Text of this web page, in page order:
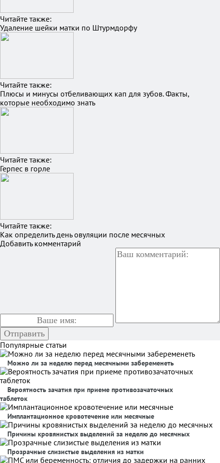
Читайте также:
Удаление шейки матки по Штурмдорфу
Читайте также:
Плюсы и минусы отбеливающих кап для зубов. Факты,
которые необходимо знать
Читайте также:
Герпес в горле
Читайте также:
Как определить день овуляции после месячных
Добавить комментарий
Популярные статьи
Можно ли за неделю перед месячными забеременеть
Вероятность зачатия при приеме противозачаточных
таблеток
Имплантационное кровотечение или месячные
Причины кровянистых выделений за неделю до месячных
Прозрачные слизистые выделения из матки